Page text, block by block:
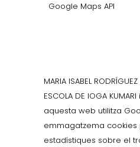
Google Maps API
MARIA ISABEL
ESCOLA DE IOGA
aquesta web utilitza
emmagatzema
estadístiques sobre el